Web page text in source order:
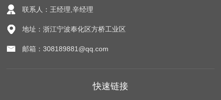
联系人：王经理,辛经理
地址：浙江宁波奉化区方桥工业区
邮箱：308189881@qq.com
快速链接